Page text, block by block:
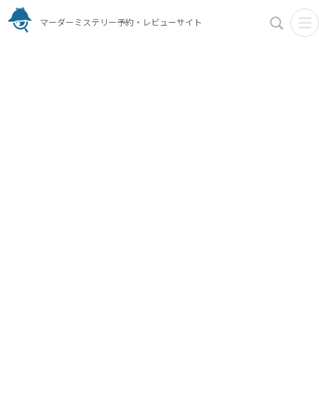
マーダーミステリー予約・レビューサイト